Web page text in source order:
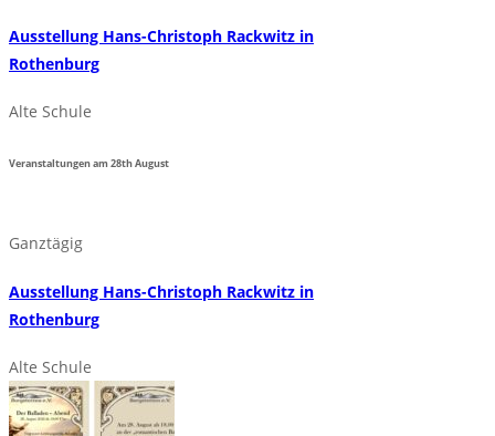
Ausstellung Hans-Christoph Rackwitz in
Rothenburg
Alte Schule
Veranstaltungen am28thAugust
Ganztägig
Ausstellung Hans-Christoph Rackwitz in
Rothenburg
Alte Schule